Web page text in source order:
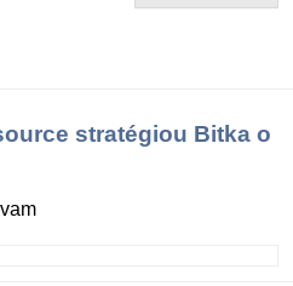
stratégiou Bitka o